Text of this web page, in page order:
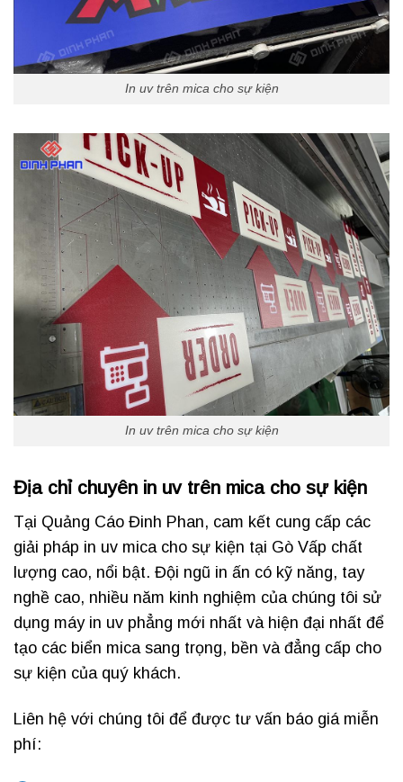
In uv trên mica cho sự kiện
In uv trên mica cho sự kiện
Địa chỉ chuyên in uv trên mica cho sự kiện
Tại Quảng Cáo Đinh Phan, cam kết cung cấp các
giải pháp in uv mica cho sự kiện tại Gò Vấp chất
lượng cao, nổi bật. Đội ngũ in ấn có kỹ năng, tay
nghề cao, nhiều năm kinh nghiệm của chúng tôi sử
dụng máy in uv phẳng mới nhất và hiện đại nhất để
tạo các biển mica sang trọng, bền và đẳng cấp cho
sự kiện của quý khách.
Liên hệ với chúng tôi để được tư vấn báo giá miễn
phí: